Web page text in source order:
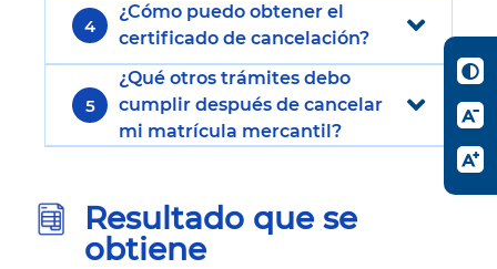
4
¿Cómo puedo obtener el
certificado de cancelación?
5
¿Qué otros trámites debo
cumplir después de cancelar
mi matrícula mercantil?
Resultado que se
obtiene